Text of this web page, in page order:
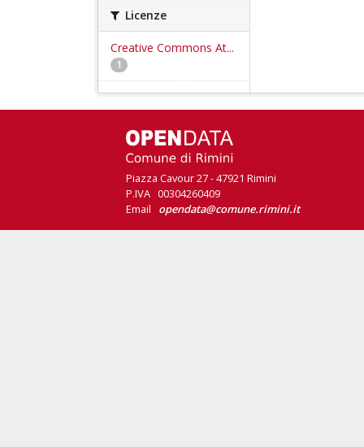
Licenze
Creative Commons At...
1
Piazza Cavour 27 - 47921 Rimini
P.IVA 00304260409
Email opendata@comune.rimini.it